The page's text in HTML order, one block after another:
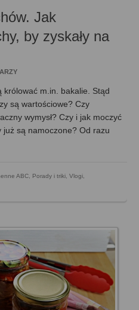
Jak
by zyskały na
m.in. bakalie. Stąd
są wartościowe? Czy
wymysł? Czy i jak moczyć
są namoczone? Od razu
ABC Porady i triki Vlogi